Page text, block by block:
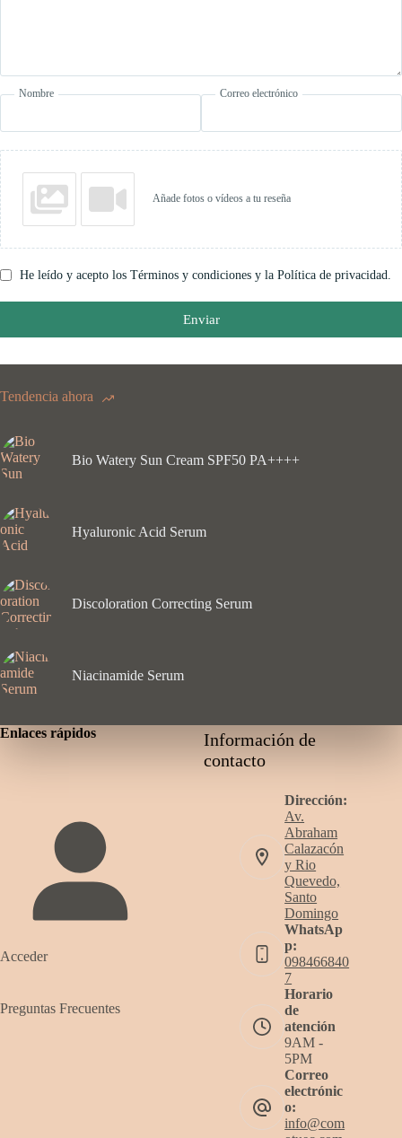
Nombre Correo electrónico
Añade fotos o vídeos a tu reseña
He leído y acepto los Términos y condiciones y la Política de privacidad.
Enviar
Tendencia ahora
Bio Watery Sun Cream SPF50 PA++++
Hyaluronic Acid Serum
Discoloration Correcting Serum
Niacinamide Serum
Enlaces rápidos
Acceder
Preguntas Frecuentes
Información de
contacto
Dirección:
Av.
Abraham
Calazacón
y Rio
Quevedo,
Santo
Domingo
WhatsAp
p:
098466840
7
Horario
de
atención
9AM -
5PM
Correo
electrónic
o:
info@com